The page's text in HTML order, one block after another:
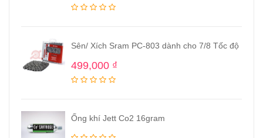
Sên/ Xích Sram PC-803 dành cho 7/8 Tốc độ
499,000 ₫
Ống khí Jett Co2 16gram